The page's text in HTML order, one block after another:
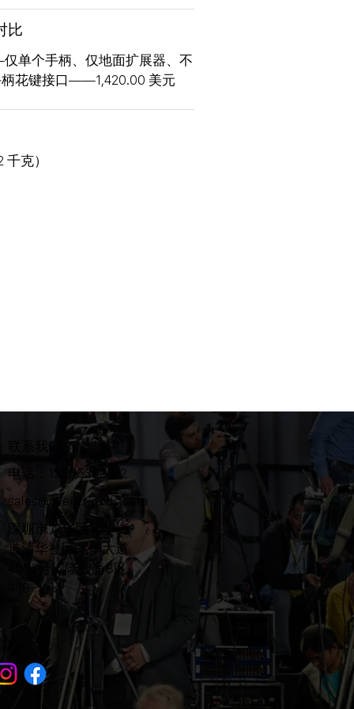
比
单个手柄、仅地面扩展器、不
花键接口——1,420.00 美元
千克）
联系我们
电话：13566309212
sales@ozentripods.com
​深圳市龙华区龙华街
道清华社区龙华大道
4683号汇隆智尚B区